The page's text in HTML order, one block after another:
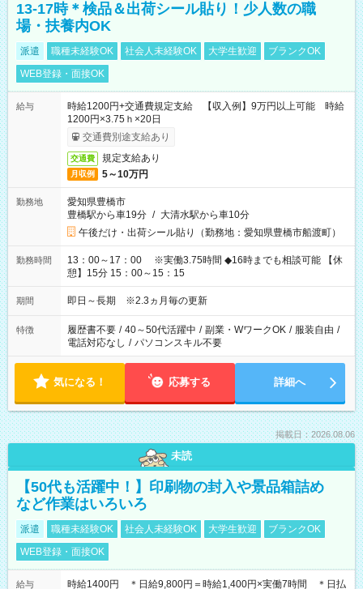
13-17時＊検品＆出荷シール貼り！少人数の職
場・扶養内OK
派遣 職種未経験OK 社会人未経験OK 大学生歓迎
ブランクOK
WEB登録・面接OK
給与
時給1200円+交通費規定支給 【収入例】9万円以上可能 時給
1200円×3.75ｈ×20日
交通費別途支給あり
交通費 規定支給あり
月収例 5～10万円
勤務地
愛知県豊橋市
豊橋駅から車19分 / 大清水駅から車10分
午後だけ・出荷シール貼り（勤務地：愛知県豊橋市船渡町）
勤務時間
13：00～17：00 ※実働3.75時間 ◆16時までも相談可能 【休
憩】15分 15：00～15：15
期間 即日～長期 ※2.3ヵ月毎の更新
特徴 履歴書不要 / 40～50代活躍中 / 副業・WワークOK / 服装自由 /
電話対応なし / パソコンスキル不要
気になる！ 応募する 詳細へ
掲載日：2026.08.06
未読
【50代も活躍中！】印刷物の封入や景品箱詰め
など作業はいろいろ
派遣 職種未経験OK 社会人未経験OK 大学生歓迎
ブランクOK
WEB登録・面接OK
給与 時給1400円 ＊日給9,800円＝時給1,400円×実働7時間 ＊日払